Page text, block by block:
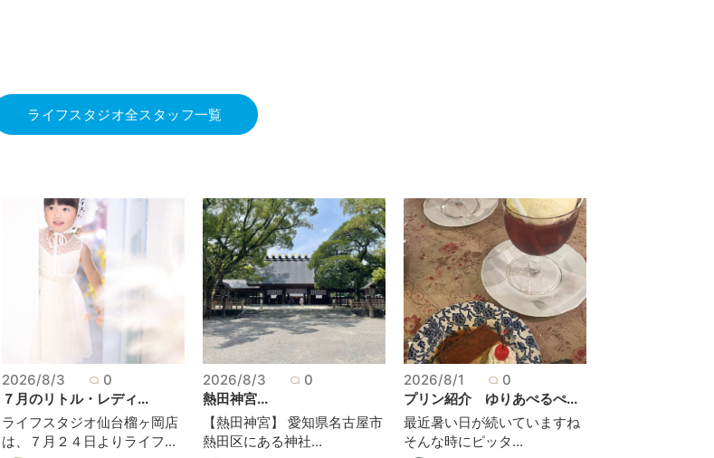
ライフスタジオ全スタッフ一覧
2026/8/3
0
７月のリトル・レディ...
ライフスタジオ仙台榴ヶ岡店
は、７月２４日よりライフ...
2026/8/3
0
熱田神宮...
【熱田神宮】 愛知県名古屋市
熱田区にある神社...
2026/8/1
0
プリン紹介 ゆりあぺるぺ...
最近暑い日が続いていますね
そんな時にピッタ...